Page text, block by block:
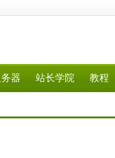
务器 站长学院 教程